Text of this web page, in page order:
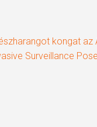
kongat az
Surveillance